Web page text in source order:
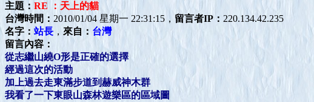
主題： RE ：天上的貓
台灣時間： 2010/01/04 星期一 22:31:15， 留言者IP： 220.134.42.235
名字：站長 ， 來自： 台灣
留言內容：
從志繼山繞O形是正確的選擇
經過這次的活動
加上過去走東滿步道到赫威神木群
我看了一下東眼山森林遊樂區的區域圖